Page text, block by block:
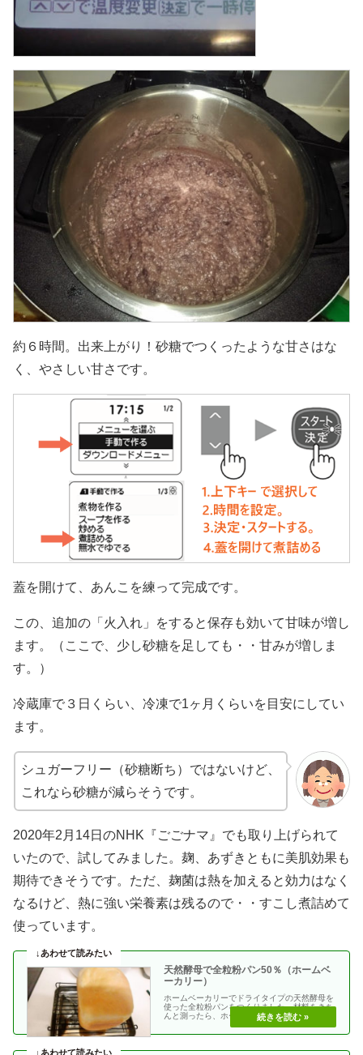
約６時間。出来上がり！砂糖でつくったような甘さはな
く、やさしい甘さです。
蓋を開けて、あんこを練って完成です。
この、追加の「火入れ」をすると保存も効いて甘味が増し
ます。（ここで、少し砂糖を足しても・・甘みが増しま
す。）
冷蔵庫で３日くらい、冷凍で1ヶ月くらいを目安にしてい
ます。
シュガーフリー（砂糖断ち）ではないけど、
これなら砂糖が減らそうです。
2020年2月14日のNHK『ごごナマ』でも取り上げられて
いたので、試してみました。麹、あずきともに美肌効果も
期待できそうです。ただ、麹菌は熱を加えると効力はなく
なるけど、熱に強い栄養素は残るので・・すこし煮詰めて
使っています。
天然酵母で全粒粉パン50％（ホームベ
ーカリー）
ホームベーカリーでドライタイプの天然酵母を
使った全粒粉パンをつくりました。材料をきち
んと測ったら、ホームベーカリーで上手に焼け
そうです。最初・・